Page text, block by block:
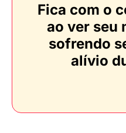
Fica com o
ao ver seu
sofrendo
alívio